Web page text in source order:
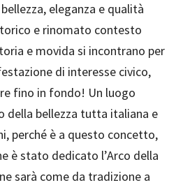
eleganza e qualità
e rinomato contesto
e movida si incontrano per
di interesse civico,
fino in fondo! Un luogo
della bellezza tutta italiana e
perché è a questo concetto,
è stato dedicato l’Arco della
sarà come da tradizione a